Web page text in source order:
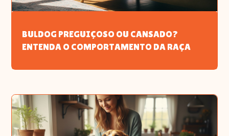
BULDOG PREGUIÇOSO OU CANSADO?
ENTENDA O COMPORTAMENTO DA RAÇA